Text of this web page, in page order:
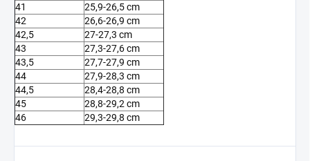
41
25,9-26,5 cm
42
26,6-26,9 cm
42,5
27-27,3 cm
43
27,3-27,6 cm
43,5
27,7-27,9 cm
44
27,9-28,3 cm
44,5
28,4-28,8 cm
45
28,8-29,2 cm
46
29,3-29,8 cm